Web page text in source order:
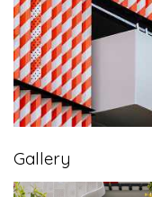
Gallery